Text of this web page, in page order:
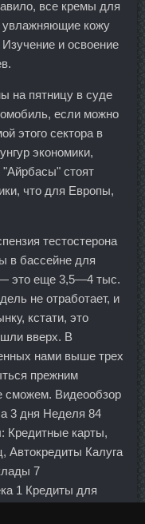
все кремы для
увлажняющие кожу
и освоение
на пятницу в суде
если можно
этого сектора в
экономики,
"Айрбасы" стоят
что для Европы,
тестостерона
в бассейне для
это еще 3,5—4 тыс.
не отработает, и
кстати, это
вверх. В
нами выше трех
прежним
сможем. Видеообзор
3 дня Неделя 84
Кредитные карты,
Автокредиты Калуга
7
1 Кредиты для